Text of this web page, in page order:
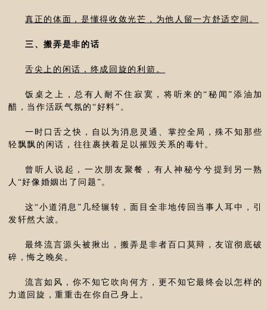
真正的体面，是懂得收敛光芒，为他人留一方舒适空间。
三、搬弄是非的话
舌尖上的闲话，终成回旋的利箭。
饭桌之上，总有人耐不住寂寞，将听来的“秘闻”添油加
醋，当作活跃气氛的“好料”。
一时口舌之快，自以为消息灵通、掌控全局，殊不知那些
轻飘飘的闲话，往往裹挟着足以摧毁关系的毒针。
曾听人说起，一次朋友聚餐，有人神秘兮兮提到另一熟
人“好像婚姻出了问题”。
这“小道消息”几经辗转，面目全非地传回当事人耳中，引
发轩然大波。
最终流言源头被揪出，搬弄是非者百口莫辩，友谊彻底破
碎，悔之晚矣。
流言如风，你不知它吹向何方，更不知它最终会以怎样的
力道回旋，重重击在你自己身上。